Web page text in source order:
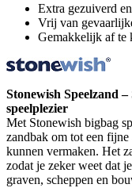
Extra gezuiverd
Vrij van
Gemakkelijk af te
Stonewish Speelzand
speelplezier
Met Stonewish bigbag
zandbak om tot een
kunnen vermaken. Het
zodat je zeker weet dat
graven, scheppen en